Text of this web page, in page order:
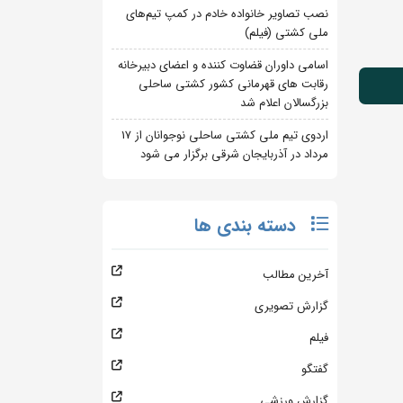
نصب تصاویر خانواده خادم در کمپ تیم‌های
ملی کشتی (فیلم)
اسامی داوران قضاوت کننده و اعضای دبیرخانه
رقابت های قهرمانی کشور کشتی ساحلی
بزرگسالان اعلام شد
اردوی تیم ملی کشتی ساحلی نوجوانان از 17
مرداد در آذربایجان شرقی برگزار می شود
دسته بندی ها
آخرین مطالب
گزارش تصویری
فیلم
گفتگو